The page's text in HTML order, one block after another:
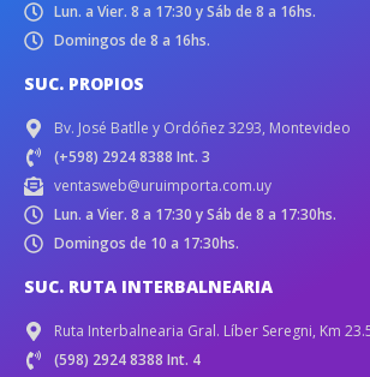
Lun. a Vier. 8 a 17:30 y Sáb de 8 a 16hs.
Domingos de 8 a 16hs.
SUC. PROPIOS
Bv. José Batlle y Ordóñez 3293, Montevideo
(+598) 2924 8388 Int. 3
ventasweb@uruimporta.com.uy
Lun. a Vier. 8 a 17:30 y Sáb de 8 a 17:30hs.
Domingos de 10 a 17:30hs.
SUC. RUTA INTERBALNEARIA
Ruta Interbalnearia Gral. Líber Seregni, Km
(598) 2924 8388 Int. 4